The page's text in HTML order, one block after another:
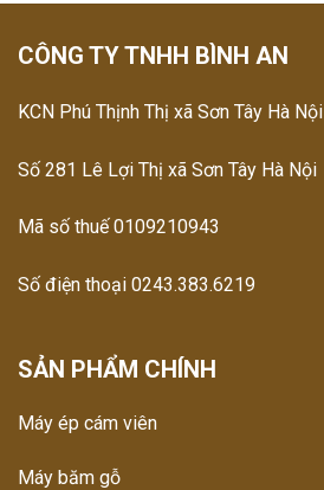
CÔNG TY TNHH BÌNH AN
KCN Phú Thịnh Thị xã Sơn Tây Hà Nội
Số 281 Lê Lợi Thị xã Sơn Tây Hà Nội
Mã số thuế 0109210943
Số điện thoại 0243.383.6219
SẢN PHẨM CHÍNH
Máy ép cám viên
Máy băm gỗ